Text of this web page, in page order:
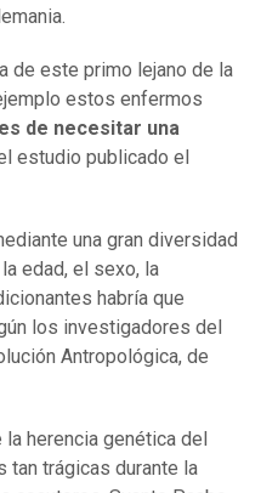
de este primo lejano de la
estos enfermos
de necesitar una
estudio publicado el
una gran diversidad
edad, el sexo, la
habría que
los investigadores del
Antropológica, de
herencia genética del
tan trágicas durante la